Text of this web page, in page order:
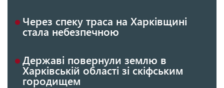
Через спеку траса на Харківщині
стала небезпечною
Державі повернули землю в
Харківській області зі скіфським
городищем